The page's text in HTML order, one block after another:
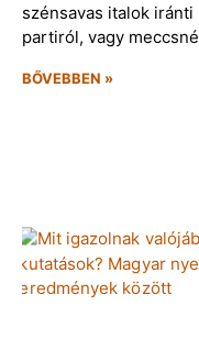
szénsavas italok
partiról, vagy
BŐVEBBEN »